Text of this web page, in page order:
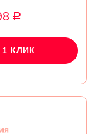
Р
1 КЛИК